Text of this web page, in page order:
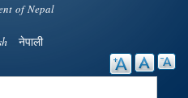
of Nepal
नेपाली